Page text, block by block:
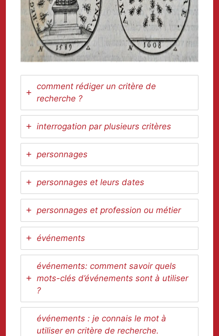
comment rédiger un critère de
recherche ?
interrogation par plusieurs critères
personnages
personnages et leurs dates
personnages et profession ou métier
événements
événements: comment savoir quels
mots-clés d’événements sont à utiliser
?
événements : je connais le mot à
utiliser en critère de recherche.